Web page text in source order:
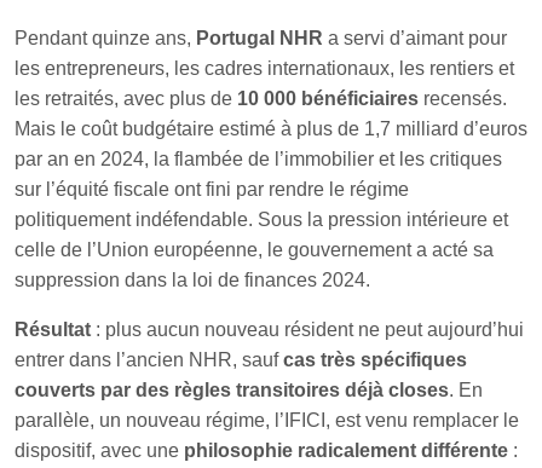
Pendant quinze ans, Portugal NHR a servi d’aimant pour
les entrepreneurs, les cadres internationaux, les rentiers et
les retraités, avec plus de 10 000 bénéficiaires recensés.
Mais le coût budgétaire estimé à plus de 1,7 milliard d’euros
par an en 2024, la flambée de l’immobilier et les critiques
sur l’équité fiscale ont fini par rendre le régime
politiquement indéfendable. Sous la pression intérieure et
celle de l’Union européenne, le gouvernement a acté sa
suppression dans la loi de finances 2024.
Résultat : plus aucun nouveau résident ne peut aujourd’hui
entrer dans l’ancien NHR, saufcas très spécifiques
couverts par des règles transitoires déjà closes. En
parallèle, un nouveau régime, l’IFICI, est venu remplacer le
dispositif, avec une philosophie radicalement différente :